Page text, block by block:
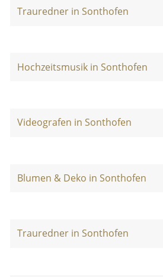
Trauredner in Sonthofen
Hochzeitsmusik in Sonthofen
Videografen in Sonthofen
Blumen & Deko in Sonthofen
Trauredner in Sonthofen